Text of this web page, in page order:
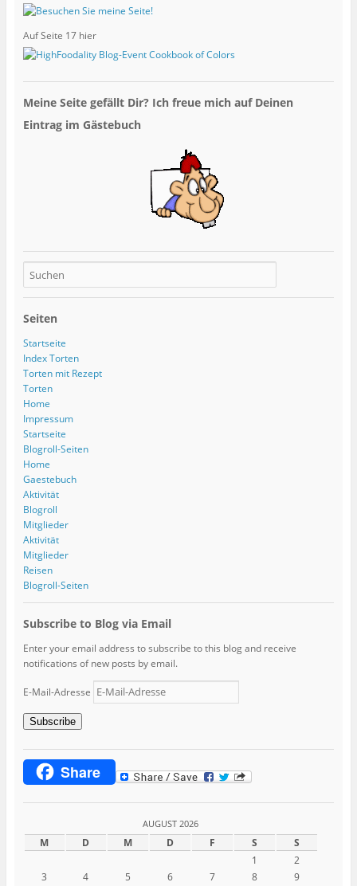
Auf Seite 17 hier
Meine Seite gefällt Dir? Ich freue mich auf Deinen
Eintrag im Gästebuch
Seiten
Startseite
Index Torten
Torten mit Rezept
Torten
Home
Impressum
Startseite
Blogroll-Seiten
Home
Gaestebuch
Aktivität
Blogroll
Mitglieder
Aktivität
Mitglieder
Reisen
Blogroll-Seiten
Subscribe to Blog via Email
Enter your email address to subscribe to this blog and receive
notifications of new posts by email.
E-Mail-Adresse
Subscribe
Share
AUGUST 2026
M D M D F S
S
1
2
3
4 5 6 7 8
9